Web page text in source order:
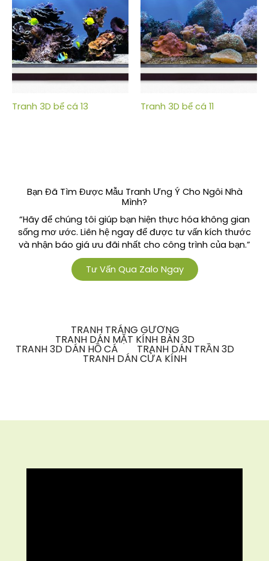
Tranh 3D bể cá 13 Tranh 3D bể cá 11
Bạn Đã Tìm Được Mẫu Tranh Ưng Ý Cho Ngôi Nhà
Mình?
“Hãy để chúng tôi giúp bạn hiện thực hóa không gian
sống mơ ước. Liên hệ ngay để được tư vấn kích thước
và nhận báo giá ưu đãi nhất cho công trình của bạn.”
Tư Vấn Qua Zalo Ngay
TRANH TRÁNG GƯƠNG
TRANH DÁN MẶT KÍNH BÀN 3D
TRANH 3D DÁN HỒ CÁ TRANH DÁN TRẦN 3D
TRANH DÁN CỬA KÍNH